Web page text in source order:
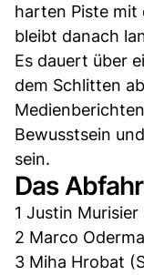
harten Piste mit
bleibt danach
Es dauert über
dem Schlitten
Bewusstsein
sein.
Das
1 Justin Murisier
2 Marco
3 Miha Hrobat